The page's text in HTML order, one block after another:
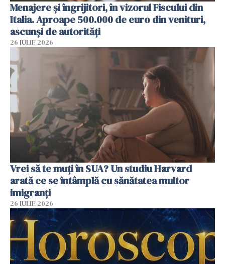
Menajere și îngrijitori, în vizorul Fiscului din
Italia. Aproape 500.000 de euro din venituri,
ascunși de autorități
26 IULIE 2026
Vrei să te muți în SUA? Un studiu Harvard
arată ce se întâmplă cu sănătatea multor
imigranți
26 IULIE 2026